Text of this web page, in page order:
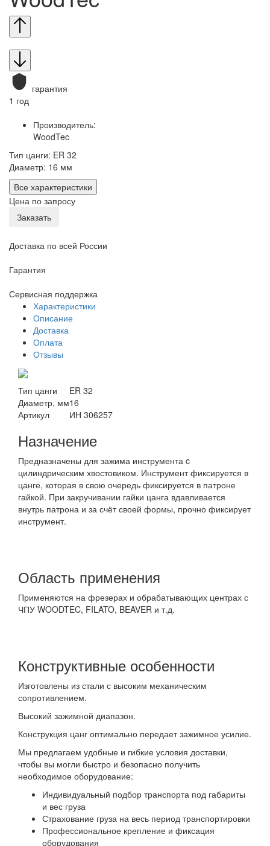
гарантия
1 год
Производитель:
WoodTec
Тип цанги: ER 32
Диаметр: 16 мм
Все характеристики
Цена по запросу
Заказать
Доставка по всей России
Гарантия
Сервисная поддержка
Характеристики
Описание
Доставка
Оплата
Отзывы
Тип цанги
ER 32
Диаметр, мм16
Артикул
ИН 306257
Назначение
Предназначены для зажима инструмента c
цилиндрическим хвостовиком. Инструмент фиксируется в
цанге, которая в свою очередь фиксируется в патроне
гайкой. При закручивании гайки цанга вдавливается
внутрь патрона и за счёт своей формы, прочно фиксирует
инструмент.
Область применения
Применяются на фрезерах и обрабатывающих центрах с
ЧПУ WOODTEC, FILATO, BEAVER и т.д.
Конструктивные особенности
Изготовлены из стали с высоким механическим
сопротивлением.
Высокий зажимной диапазон.
Конструкция цанг оптимально передает зажимное усилие.
Мы предлагаем удобные и гибкие условия доставки,
чтобы вы могли быстро и безопасно получить
необходимое оборудование:
Индивидуальный подбор транспорта под габариты
и вес груза
Страхование груза на весь период транспортировки
Профессиональное крепление и фиксация
оборудования